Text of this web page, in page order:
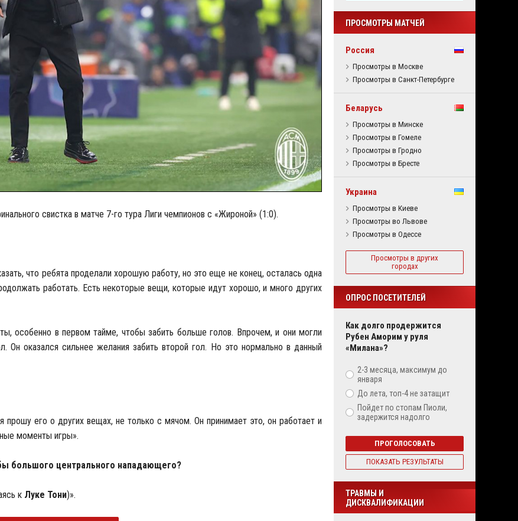
свистка в матче 7-го тура Лиги чемпионов с «Жироной» (1:0).
что ребята проделали хорошую работу, но это еще не конец, осталась одна
работать. Есть некоторые вещи, которые идут хорошо, и много других
особенно в первом тайме, чтобы забить больше голов. Впрочем, и они могли
Он оказался сильнее желания забить второй гол. Но это нормально в данный
прошу его о других вещах, не только с мячом. Он принимает это, он работает и
моменты игры».
большого центрального нападающего?
к Луке Тони)».
ПРОСМОТРЫ МАТЧЕЙ
Россия
Просмотры в Москве
Просмотры в Санкт-Петербурге
Беларусь
Просмотры в Минске
Просмотры в Гомеле
Просмотры в Гродно
Просмотры в Бресте
Украина
Просмотры в Киеве
Просмотры во Львове
Просмотры в Одессе
Просмотры в других
городах
ОПРОС ПОСЕТИТЕЛЕЙ
Как долго продержится
Рубен Аморим у руля
«Милана»?
2-3 месяца, максимум до
января
До лета, топ-4 не затащит
Пойдет по стопам Пиоли,
задержится надолго
ПРОГОЛОСОВАТЬ
ПОКАЗАТЬ РЕЗУЛЬТАТЫ
ТРАВМЫ И
ДИСКВАЛИФИКАЦИИ